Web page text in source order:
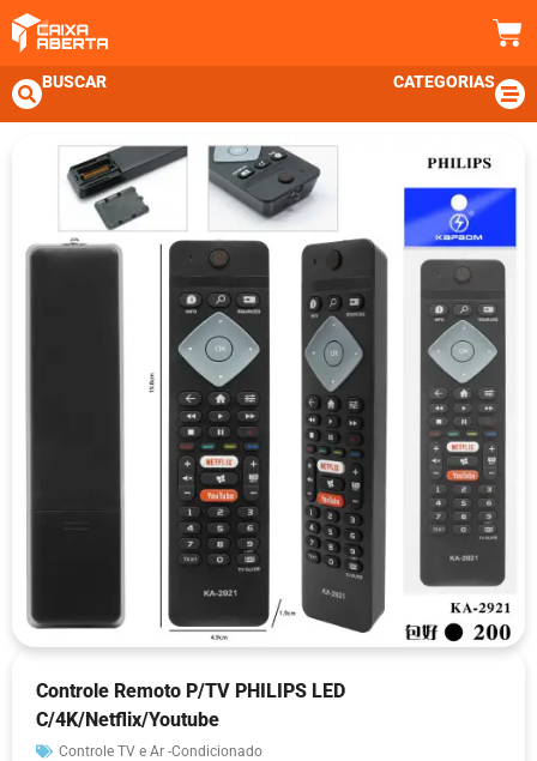
BUSCAR CATEGORIAS
Controle Remoto P/TV PHILIPS LED
C/4K/Netflix/Youtube
Controle TV e Ar -Condicionado